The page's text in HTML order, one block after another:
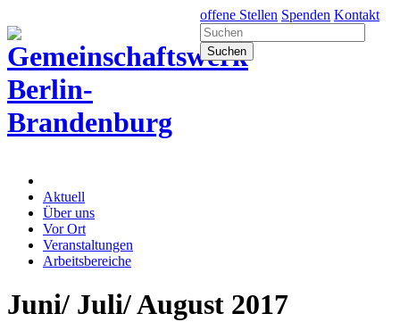
offene Stellen Spenden Kontakt
Aktuell
Über uns
Vor Ort
Veranstaltungen
Arbeitsbereiche
Juni/ Juli/ August 2017